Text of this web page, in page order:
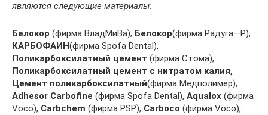
являются следующие материалы:
Белокор (фирма ВладМиВа); Белокор(фирма Радуга—Р),
КАРБОФАИН(фирма Spofa Dental),
Поликарбоксилатный цемент (фирма Стома),
Поликарбоксилатный цемент с нитратом калия,
Цемент поликарбоксилатный(фирма Медполимер),
Adhesor Carbofine (фирма Spofa Dental), Aqualox (фирма
Voco), Carbchem (фирма PSP), Carboco (фирма Voco),